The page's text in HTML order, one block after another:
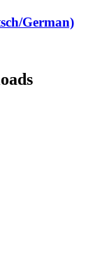
German)